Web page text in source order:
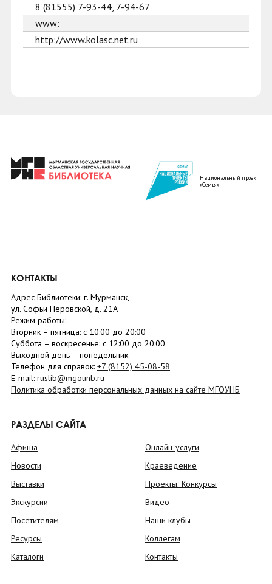
8 (81555) 7-93-44, 7-94-67
www:
http://www.kolasc.net.ru
Национальный проект
«Семья»
КОНТАКТЫ
Адрес Библиотеки: г. Мурманск,
ул. Софьи Перовской, д. 21А
Режим работы:
Вторник – пятница: с 10:00 до 20:00
Суббота – воскресенье: c 12:00 до 20:00
Выходной день – понедельник
Телефон для справок: +7 (8152) 45-08-58
E-mail: ruslib@mgounb.ru
Политика обработки персональных данных на сайте МГОУНБ
РАЗДЕЛЫ САЙТА
Афиша
Новости
Выставки
Экскурсии
Посетителям
Ресурсы
Каталоги
Онлайн-услуги
Краеведение
Проекты. Конкурсы
Видео
Наши клубы
Коллегам
Контакты